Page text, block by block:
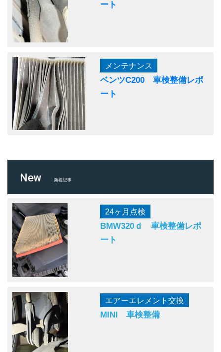
ート
メンテナンス
ベンツC200 車検整備レポ
ート
New 新着記事
24ヶ月点検
BMW320ｄ 車検整備レポ
ート
エアーエレメント交換
MINI 車検整備